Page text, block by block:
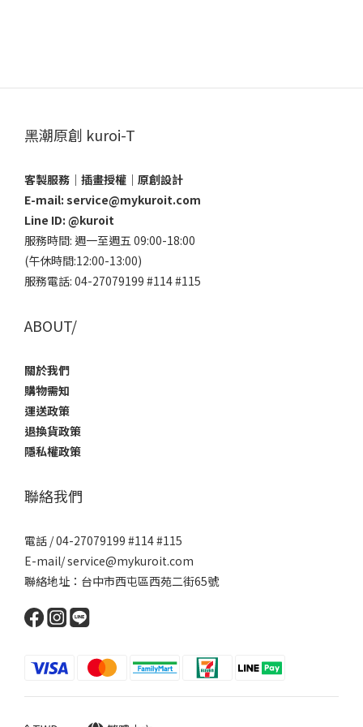
黑潮原創 kuroi-T
客製服務｜插畫授權｜原創設計
E-mail: service@mykuroit.com
Line ID: @kuroit
服務時間: 週一至週五 09:00-18:00
(午休時間:12:00-13:00)
服務電話: 04-27079199 #114 #115
ABOUT/
關於我們
購物需知
運送政策
退換貨政策
隱私權政策
聯絡我們
電話 / 04-27079199 #114 #115
E-mail/ service@mykuroit.com
聯絡地址：台中市西屯區西苑二街65號